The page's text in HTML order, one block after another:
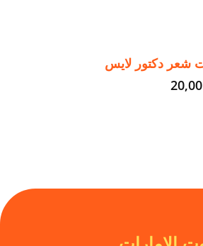
شعر دكتور لايس
20,00